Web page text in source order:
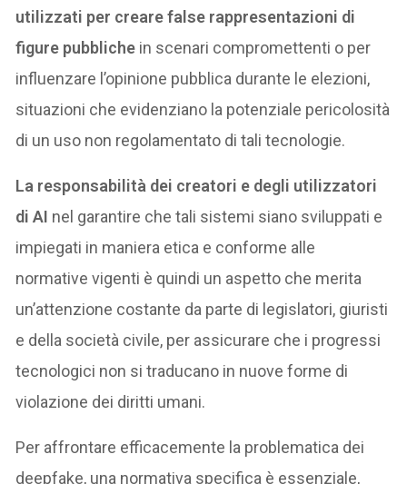
utilizzati per creare false rappresentazioni di
figure pubbliche in scenari compromettenti o per
influenzare l’opinione pubblica durante le elezioni,
situazioni che evidenziano la potenziale pericolosità
di un uso non regolamentato di tali tecnologie.
La responsabilità dei creatori e degli utilizzatori
di AI nel garantire che tali sistemi siano sviluppati e
impiegati in maniera etica e conforme alle
normative vigenti è quindi un aspetto che merita
un’attenzione costante da parte di legislatori, giuristi
e della società civile, per assicurare che i progressi
tecnologici non si traducano in nuove forme di
violazione dei diritti umani.
Per affrontare efficacemente la problematica dei
deepfake, una normativa specifica è essenziale,